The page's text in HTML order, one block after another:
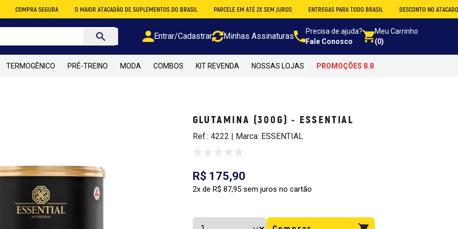
SEGURA O MAIOR ATACADÃO DE SUPLEMENTOS DO BRASIL PARCELE EM ATÉ 2X SEM JUROS ENTREGAS PARA TODO BRASIL DESCONTO NO ATACADO
Entrar/Cadastrar Minhas Assinaturas
Precisa de ajuda?
Fale Conosco
Meu Carrinho
(0)
TERMOGÊNICO PRÉ-TREINO MODA COMBOS KIT REVENDA NOSSAS LOJAS PROMOÇÕES 8.8
GLUTAMINA (300G) - ESSENTIAL
Ref.: 4222 | Marca: ESSENTIAL
R$ 175,90
2x de R$ 87,95 sem juros no cartão